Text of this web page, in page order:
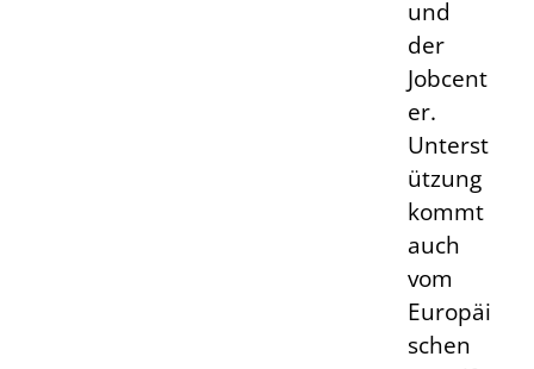
und
der
Jobcent
er.
Unterst
ützung
kommt
auch
vom
Europäi
schen